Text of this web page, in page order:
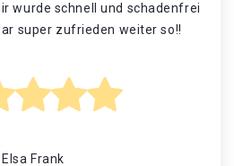
wurde schnell und schadenfrei
super zufrieden weiter so!!
Elsa Frank